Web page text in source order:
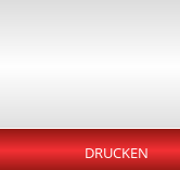
DRUCKEN